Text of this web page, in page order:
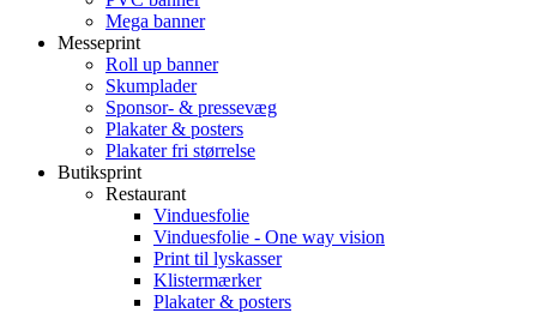
Mega banner
Messeprint
Roll up banner
Skumplader
Sponsor- & pressevæg
Plakater & posters
Plakater fri størrelse
Butiksprint
Restaurant
Vinduesfolie
Vinduesfolie - One way vision
Print til lyskasser
Klistermærker
Plakater & posters